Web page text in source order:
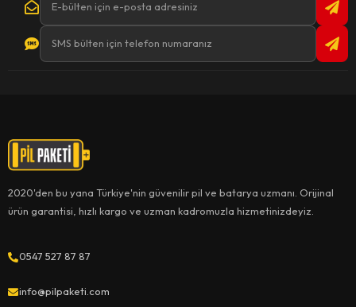
2020'den bu yana Türkiye'nin güvenilir pil ve batarya uzmanı. Orijinal
ürün garantisi, hızlı kargo ve uzman kadromuzla hizmetinizdeyiz.
0547 527 87 87
info@pilpaketi.com